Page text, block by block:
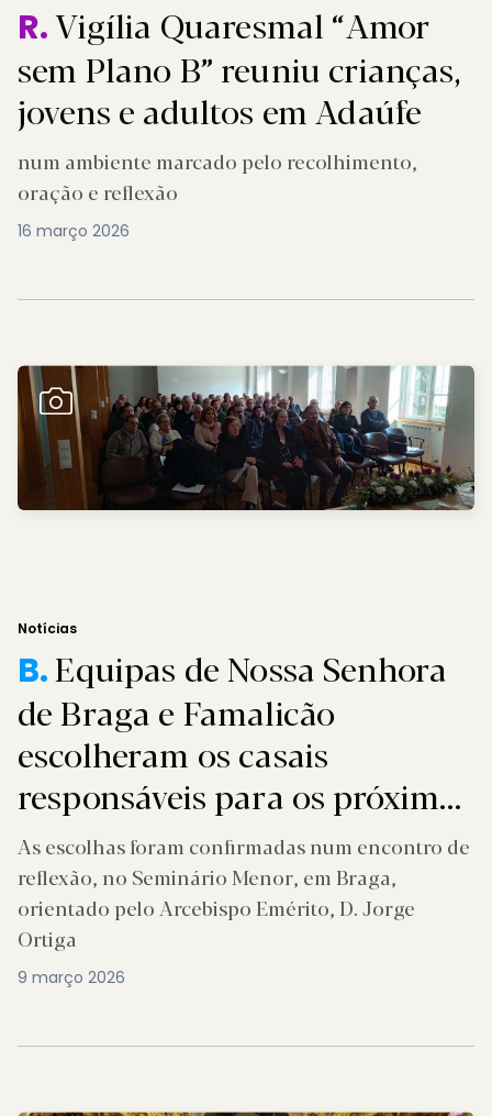
R.Vigília Quaresmal “Amor
sem Plano B” reuniu crianças,
jovens e adultos em Adaúfe
num ambiente marcado pelo recolhimento,
oração e reflexão
16 março 2026
Notícias
B.Equipas de Nossa Senhora
de Braga e Famalicão
escolheram os casais
responsáveis para os próximos
triénios
As escolhas foram confirmadas num encontro de
reflexão, no Seminário Menor, em Braga,
orientado pelo Arcebispo Emérito, D. Jorge
Ortiga
9 março 2026